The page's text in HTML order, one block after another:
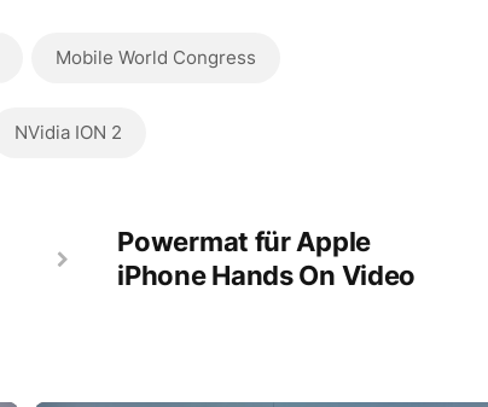
Mobile World Congress
NVidia ION 2
Powermat für Apple
iPhone Hands On Video